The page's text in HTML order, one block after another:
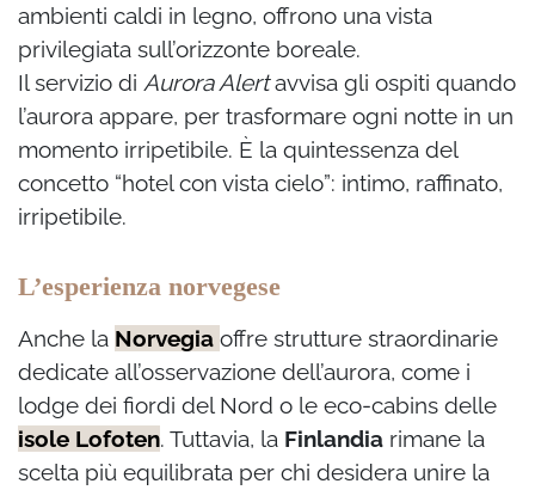
ambienti caldi in legno, offrono una vista
privilegiata sull’orizzonte boreale.
Il servizio di Aurora Alertavvisa gli ospiti quando
l’aurora appare, per trasformare ogni notte in un
momento irripetibile. È la quintessenza del
concetto “hotel con vista cielo”: intimo, raffinato,
irripetibile.
L’esperienza norvegese
Anche la Norvegia offre strutture straordinarie
dedicate all’osservazione dell’aurora, come i
lodge dei fiordi del Nord o le eco-cabins delle
isole Lofoten. Tuttavia, la Finlandia rimane la
scelta più equilibrata per chi desidera unire la